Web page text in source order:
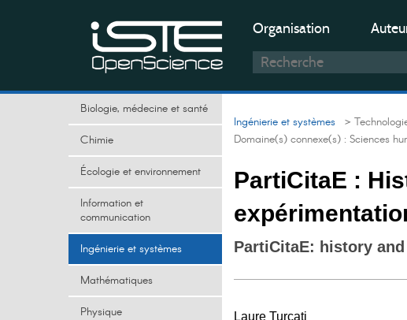
Organisation
Biologie, médecine et santé
Chimie
Écologie et environnement
Information et
communication
Ingénierie et systèmes
Mathématiques
Physique
Ingénierie et systèmes >
Domaine(s) connexe(s) : Sciences
PartiCitaE :
PartiCitaE: history
Laure Turcati